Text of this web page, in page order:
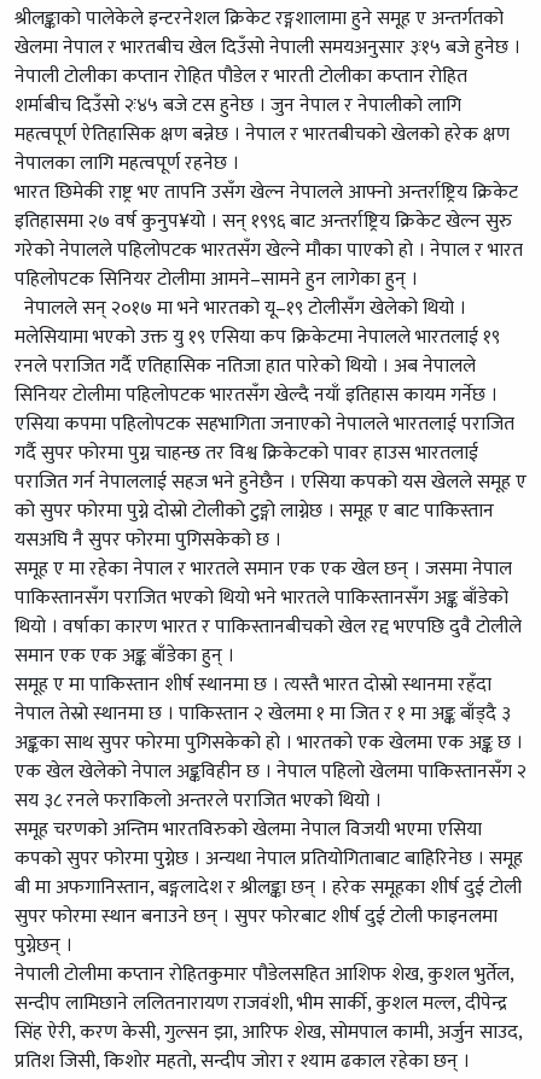
श्रीलङ्काको पालेकेले इन्टरनेशल क्रिकेट रङ्गशालामा हुने समूह ए अन्तर्गतको
खेलमा नेपाल र भारतबीच खेल दिउँसो नेपाली समयअनुसार ३ः१५ बजे हुनेछ ।
नेपाली टोलीका कप्तान रोहित पौडेल र भारती टोलीका कप्तान रोहित
शर्माबीच दिउँसो २ः४५ बजे टस हुनेछ । जुन नेपाल र नेपालीको लागि
महत्वपूर्ण ऐतिहासिक क्षण बन्नेछ । नेपाल र भारतबीचको खेलको हरेक क्षण
नेपालका लागि महत्वपूर्ण रहनेछ ।
भारत छिमेकी राष्ट्र भए तापनि उसँग खेल्न नेपालले आफ्नो अन्तर्राष्ट्रिय क्रिकेट
इतिहासमा २७ वर्ष कुनुप¥यो । सन् १९९६ बाट अन्तर्राष्ट्रिय क्रिकेट खेल्न सुरु
गरेको नेपालले पहिलोपटक भारतसँग खेल्ने मौका पाएको हो । नेपाल र भारत
पहिलोपटक सिनियर टोलीमा आमने–सामने हुन लागेका हुन् ।
नेपालले सन् २०१७ मा भने भारतको यू–१९ टोलीसँग खेलेको थियो ।
मलेसियामा भएको उक्त यु १९ एसिया कप क्रिकेटमा नेपालले भारतलाई १९
रनले पराजित गर्दै एतिहासिक नतिजा हात पारेको थियो । अब नेपालले
सिनियर टोलीमा पहिलोपटक भारतसँग खेल्दै नयाँ इतिहास कायम गर्नेछ ।
एसिया कपमा पहिलोपटक सहभागिता जनाएको नेपालले भारतलाई पराजित
गर्दै सुपर फोरमा पुग्न चाहन्छ तर विश्व क्रिकेटको पावर हाउस भारतलाई
पराजित गर्न नेपाललाई सहज भने हुनेछैन । एसिया कपको यस खेलले समूह ए
को सुपर फोरमा पुग्ने दोस्रो टोलीको टुङ्गो लाग्नेछ । समूह ए बाट पाकिस्तान
यसअघि नै सुपर फोरमा पुगिसकेको छ ।
समूह ए मा रहेका नेपाल र भारतले समान एक एक खेल छन् । जसमा नेपाल
पाकिस्तानसँग पराजित भएको थियो भने भारतले पाकिस्तानसँग अङ्क बाँडेको
थियो । वर्षाका कारण भारत र पाकिस्तानबीचको खेल रद्द भएपछि दुवै टोलीले
समान एक एक अङ्क बाँडेका हुन् ।
समूह ए मा पाकिस्तान शीर्ष स्थानमा छ । त्यस्तै भारत दोस्रो स्थानमा रहँदा
नेपाल तेस्रो स्थानमा छ । पाकिस्तान २ खेलमा १ मा जित र १ मा अङ्क बाँड्दै ३
अङ्कका साथ सुपर फोरमा पुगिसकेको हो । भारतको एक खेलमा एक अङ्क छ ।
एक खेल खेलेको नेपाल अङ्कविहीन छ । नेपाल पहिलो खेलमा पाकिस्तानसँग २
सय ३८ रनले फराकिलो अन्तरले पराजित भएको थियो ।
समूह चरणको अन्तिम भारतविरुको खेलमा नेपाल विजयी भएमा एसिया
कपको सुपर फोरमा पुग्नेछ । अन्यथा नेपाल प्रतियोगिताबाट बाहिरिनेछ । समूह
बी मा अफगानिस्तान, बङ्गलादेश र श्रीलङ्का छन् । हरेक समूहका शीर्ष दुई टोली
सुपर फोरमा स्थान बनाउने छन् । सुपर फोरबाट शीर्ष दुई टोली फाइनलमा
पुग्नेछन् ।
नेपाली टोलीमा कप्तान रोहितकुमार पौडेलसहित आशिफ शेख, कुशल भुर्तेल,
सन्दीप लामिछाने ललितनारायण राजवंशी, भीम सार्की, कुशल मल्ल, दीपेन्द्र
सिंह ऐरी, करण केसी, गुल्सन झा, आरिफ शेख, सोमपाल कामी, अर्जुन साउद,
प्रतिश जिसी, किशोर महतो, सन्दीप जोरा र श्याम ढकाल रहेका छन् ।